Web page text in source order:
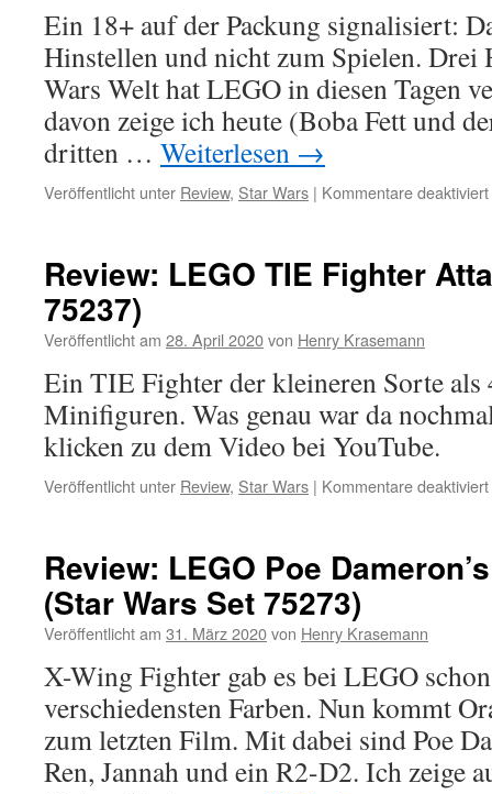
Ein 18+ auf der Packung signalisiert:
Hinstellen und nicht zum Spielen. Drei
Wars Welt hat LEGO in diesen Tagen
davon zeige ich heute (Boba Fett und
dritten … Weiterlesen →
Veröffentlicht unter Review, Star Wars | Kommentare deaktiviert
Review: LEGO TIE Fighter
75237)
Veröffentlicht am 28. April 2020von Henry Krasemann
Ein TIE Fighter der kleineren Sorte als
Minifiguren. Was genau war da
klicken zu dem Video bei YouTube.
Veröffentlicht unter Review, Star Wars | Kommentare deaktiviert
Review: LEGO Poe
(Star Wars Set 75273)
Veröffentlicht am 31. März 2020von Henry Krasemann
X-Wing Fighter gab es bei LEGO
verschiedensten Farben. Nun kommt
zum letzten Film. Mit dabei sind Poe
Ren, Jannah und ein R2-D2. Ich zeige